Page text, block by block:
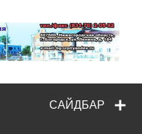
САЙДБАР